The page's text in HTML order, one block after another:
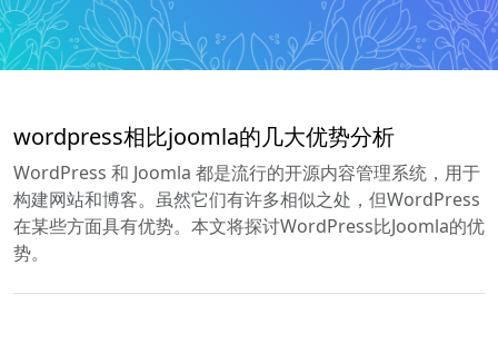
wordpress相比joomla的几大优势分析
WordPress 和 Joomla 都是流行的开源内容管理系统，用于
构建网站和博客。虽然它们有许多相似之处，但WordPress
在某些方面具有优势。本文将探讨WordPress比Joomla的优
势。